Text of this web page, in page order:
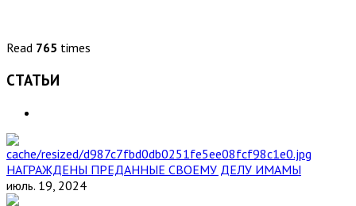
Read 765 times
СТАТЬИ
НАГРАЖДЕНЫ ПРЕДАННЫЕ СВОЕМУ ДЕЛУ ИМАМЫ
июль. 19, 2024